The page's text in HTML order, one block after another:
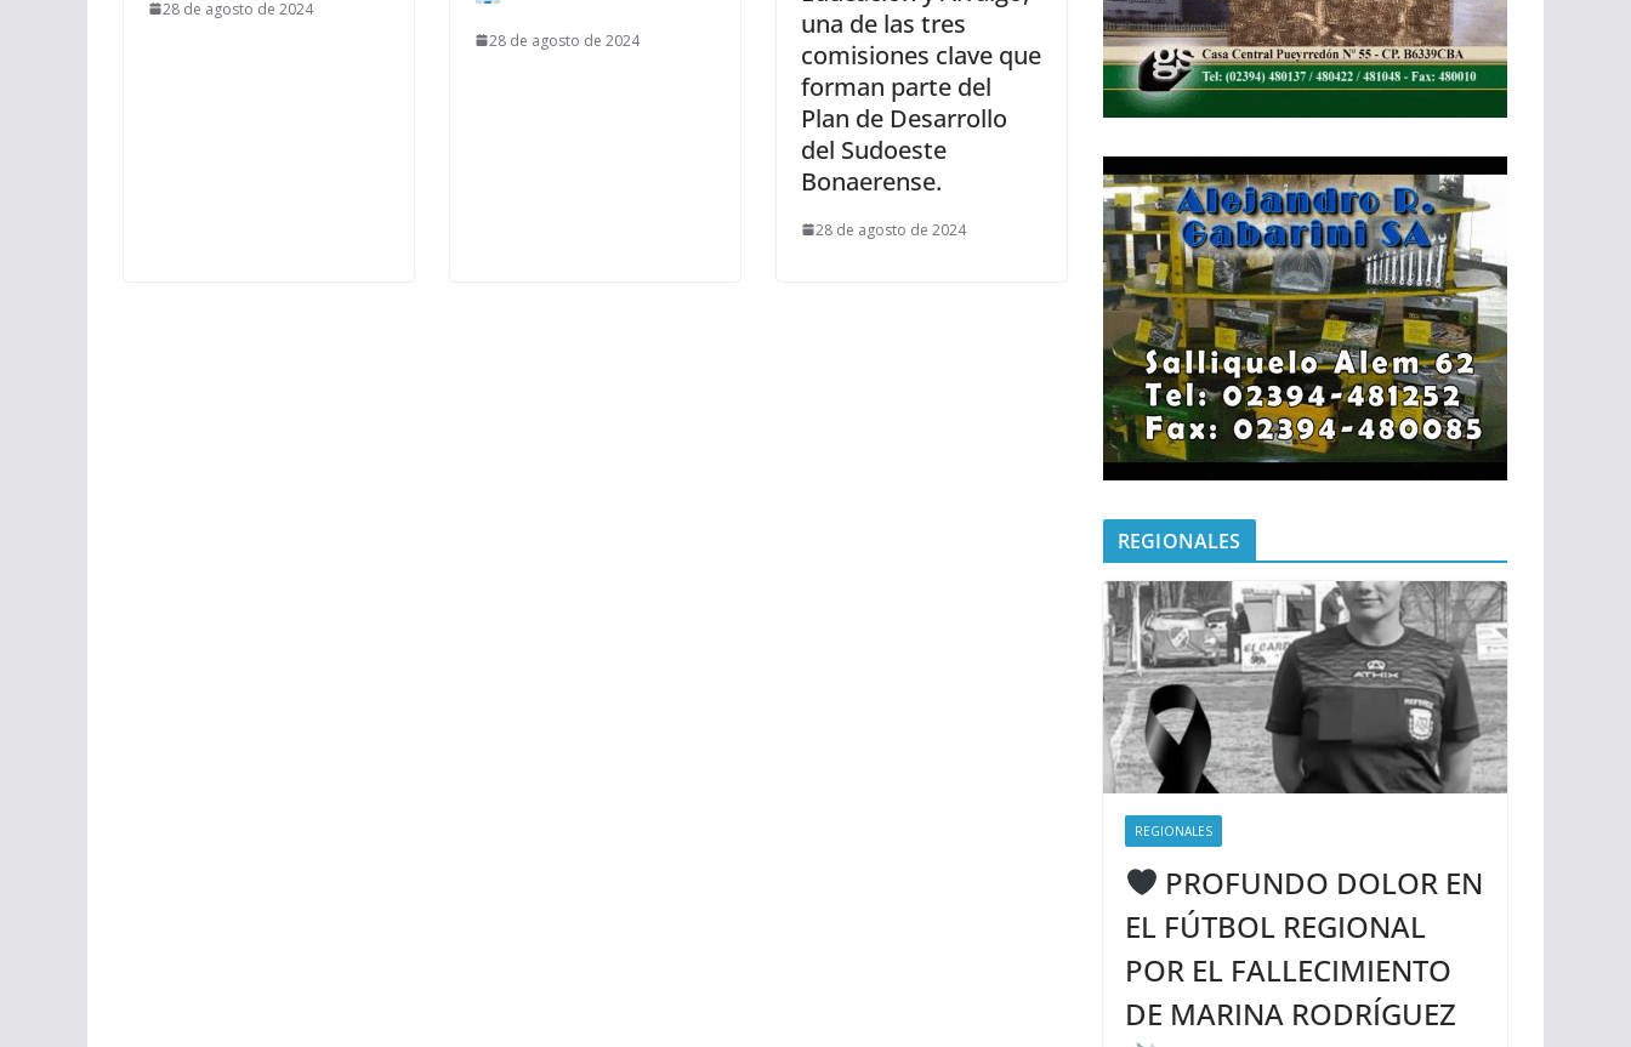
28 de agosto de 2024
28 de agosto de 2024
una de las tres
comisiones clave que
forman parte del
Plan de Desarrollo
del Sudoeste
Bonaerense.
28 de agosto de 2024
REGIONALES
REGIONALES
PROFUNDO DOLOR EN
EL FÚTBOL REGIONAL
POR EL FALLECIMIENTO
DE MARINA RODRÍGUEZ